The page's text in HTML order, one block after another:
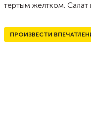
тертым желтком. Салат
ПРОИЗВЕСТИ